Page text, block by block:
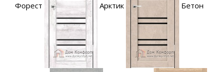
Форест Арктик Бетон